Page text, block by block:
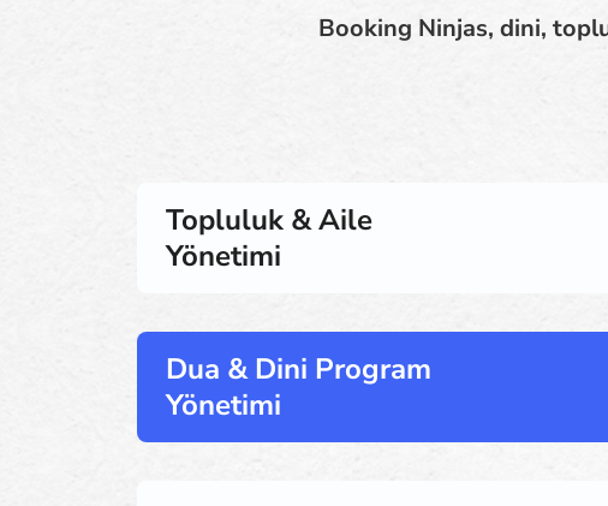
Booking Ninjas, dini,
Topluluk & Aile
Yönetimi
Dua & Dini Program
Yönetimi